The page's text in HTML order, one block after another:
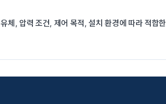
체, 압력 조건, 제어 목적, 설치 환경에 따라 적합한